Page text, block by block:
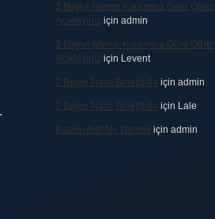
3 Bilgiyi Işleme Kuramına Göre
Açıklayınız için admin
3 Bilgiyi Işleme Kuramına Göre
Açıklayınız için Levent
2 Belge Nasıl Birleştiriliriçin admin
2 Belge Nasıl Birleştiriliriçin Lale
Baskın Alel Ne Demek için admin